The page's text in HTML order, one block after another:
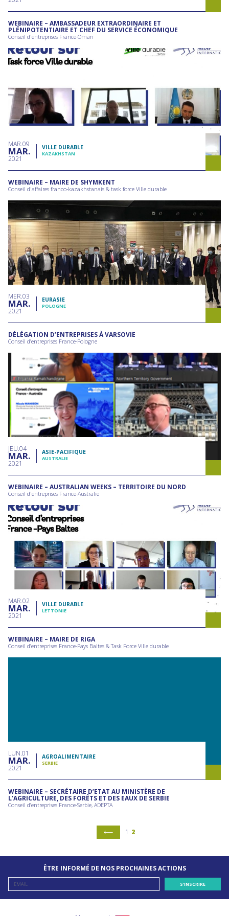
WEBINAIRE – AMBASSADEUR EXTRAORDINAIRE ET
PLÉNIPOTENTIAIRE ET CHEF DU SERVICE ÉCONOMIQUE
Conseil d'entreprises France-Oman
MAR 09
MAR
2021
VILLE DURABLE
KAZAKHSTAN
WEBINAIRE – MAIRE DE SHYMKENT
Conseil d'affaires franco-kazakhstanais & task force Ville durable
MER 03
MAR
2021
EURASIE
POLOGNE
DÉLÉGATION D’ENTREPRISES À VARSOVIE
Conseil d’entreprises France-Pologne
JEU 04
MAR
2021
ASIE-PACIFIQUE
AUSTRALIE
WEBINAIRE – AUSTRALIAN WEEKS – TERRITOIRE DU NORD
Conseil d'entreprises France-Australie
MAR 02
MAR
2021
VILLE DURABLE
LETTONIE
WEBINAIRE – MAIRE DE RIGA
Conseil d’entreprises France-Pays Baltes & Task Force Ville durable
LUN 01
MAR
2021
AGROALIMENTAIRE
SERBIE
WEBINAIRE – SECRÉTAIRE D’ETAT AU MINISTÈRE DE
L’AGRICULTURE, DES FORÊTS ET DES EAUX DE SERBIE
Conseil d’entreprises France-Serbie, ADEPTA
1 2
ÊTRE INFORMÉ DE NOS PROCHAINES ACTIONS